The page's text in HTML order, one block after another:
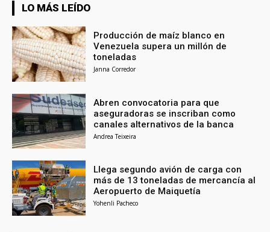
LO MÁS LEÍDO
Producción de maíz blanco en
Venezuela supera un millón de
toneladas
Janna Corredor
Abren convocatoria para que
aseguradoras se inscriban como
canales alternativos de la banca
Andrea Teixeira
Llega segundo avión de carga con
más de 13 toneladas de mercancía al
Aeropuerto de Maiquetía
Yohenli Pacheco